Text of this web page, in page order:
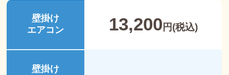
壁掛け
エアコン
13,200 円(税込)
壁掛け